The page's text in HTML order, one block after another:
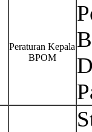
Peraturan Kepala
BPOM